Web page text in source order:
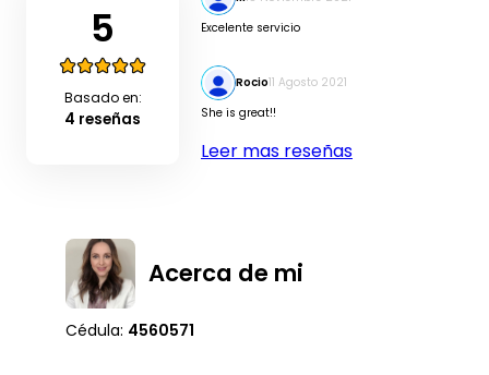
5
Basado en:
4 reseñas
Excelente servicio
Rocio11 Agosto 2021
She is great!!
Leer mas reseñas
Acerca de mi
Cédula: 4560571